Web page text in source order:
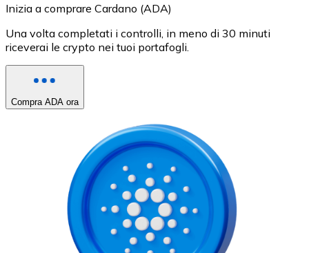
Inizia a comprare Cardano (ADA)
Una volta completati i controlli, in meno di 30 minuti
riceverai le crypto nei tuoi portafogli.
Compra ADA ora